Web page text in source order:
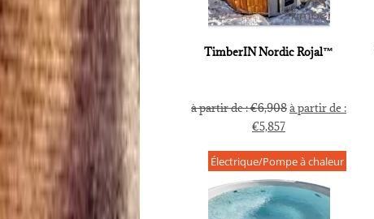
TimberIN Nordic Rojal™
à partir de :€6,908à partir de :
€5,857
Électrique/Pompe à chaleur